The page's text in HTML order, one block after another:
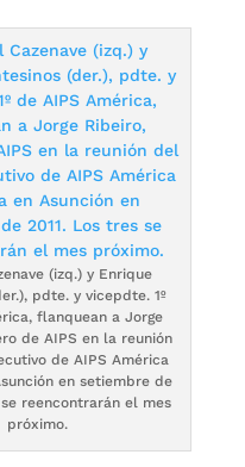
(izq.) y Enrique
pdte. y vicepdte. 1º
flanquean a Jorge
de AIPS en la reunión
de AIPS América
en setiembre de
se reencontrarán el mes
próximo.